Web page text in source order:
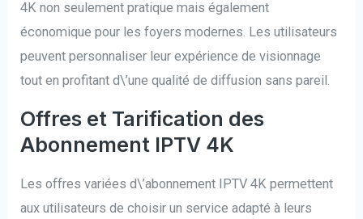
4K non seulement pratique mais également
économique pour les foyers modernes. Les utilisateurs
peuvent personnaliser leur expérience de visionnage
tout en profitant d\’une qualité de diffusion sans pareil.
Offres et Tarification des
Abonnement IPTV 4K
Les offres variées d\’abonnement IPTV 4K permettent
aux utilisateurs de choisir un service adapté à leurs